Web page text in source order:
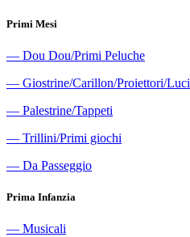
Primi Mesi
― Dou Dou/Primi Peluche
― Giostrine/Carillon/Proiettori/Luci
― Palestrine/Tappeti
― Trillini/Primi giochi
― Da Passeggio
Prima Infanzia
― Musicali